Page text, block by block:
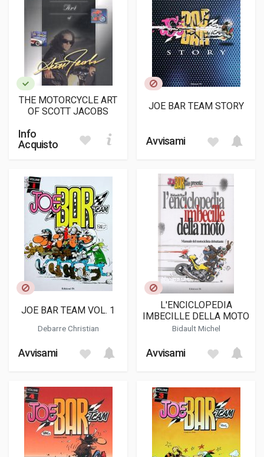
THE MOTORCYCLE ART
OF SCOTT JACOBS
Info
Acquisto
JOE BAR TEAM STORY
Avvisami
JOE BAR TEAM VOL. 1
Debarre Christian
Avvisami
L'ENCICLOPEDIA
IMBECILLE DELLA MOTO
Bidault Michel
Avvisami